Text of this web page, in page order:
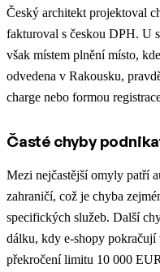
Český architekt projektoval
fakturoval s českou DPH. U
však místem plnění místo,
odvedena v Rakousku,
charge nebo formou
Časté chyby
Mezi nejčastější omyly patří
zahraničí, což je chyba
specifických služeb. Další
dálku, kdy e-shopy
překročení limitu 10 000